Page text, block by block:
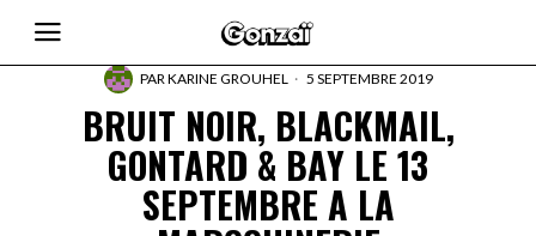
PARKARINE GROUHEL 5 SEPTEMBRE 2019
BRUIT NOIR, BLACKMAIL,
GONTARD & BAY LE 13
SEPTEMBRE A LA